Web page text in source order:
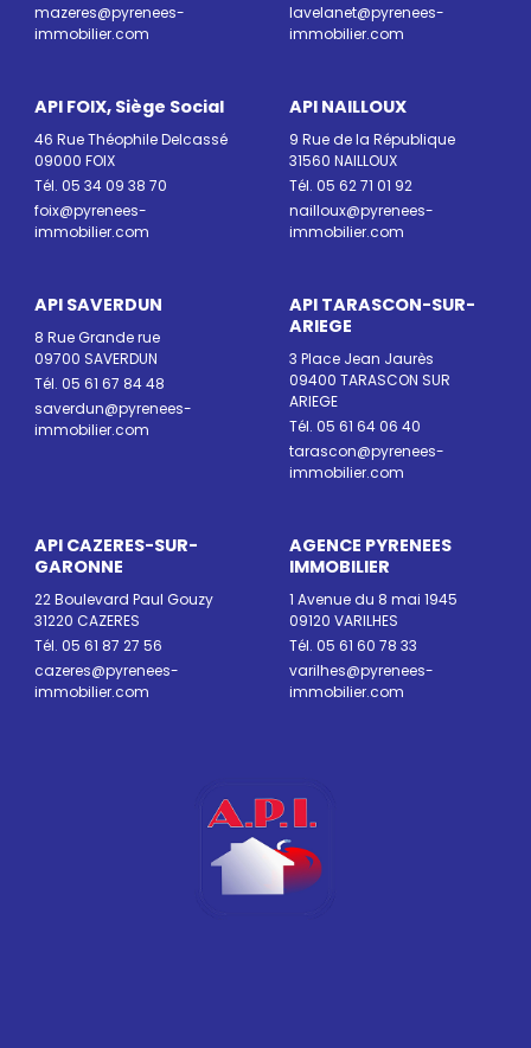
mazeres@pyrenees-
immobilier.com
lavelanet@pyrenees-
immobilier.com
API FOIX, Siège Social
46 Rue Théophile Delcassé
09000 FOIX
Tél. 05 34 09 38 70
foix@pyrenees-
immobilier.com
API NAILLOUX
9 Rue de la République
31560 NAILLOUX
Tél. 05 62 71 01 92
nailloux@pyrenees-
immobilier.com
API SAVERDUN
8 Rue Grande rue
09700 SAVERDUN
Tél. 05 61 67 84 48
saverdun@pyrenees-
immobilier.com
API TARASCON-SUR-
ARIEGE
3 Place Jean Jaurès
09400 TARASCON SUR
ARIEGE
Tél. 05 61 64 06 40
tarascon@pyrenees-
immobilier.com
API CAZERES-SUR-
GARONNE
22 Boulevard Paul Gouzy
31220 CAZERES
Tél. 05 61 87 27 56
cazeres@pyrenees-
immobilier.com
AGENCE PYRENEES
IMMOBILIER
1 Avenue du 8 mai 1945
09120 VARILHES
Tél. 05 61 60 78 33
varilhes@pyrenees-
immobilier.com